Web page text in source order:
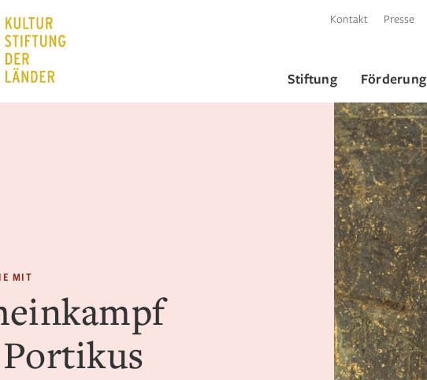
Kontakt Presse
Stiftung Förderung
MIT